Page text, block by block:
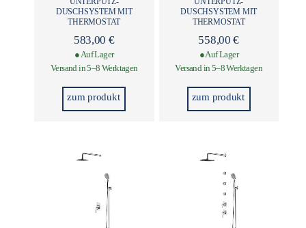
DUSCHSYSTEM MIT
THERMOSTAT
583,00 €
● Auf Lager
Versand in 5–8 Werktagen
zum produkt
DUSCHSYSTEM MIT
THERMOSTAT
558,00€
● Auf Lager
Versand in 5–8 Werktagen
zum produkt